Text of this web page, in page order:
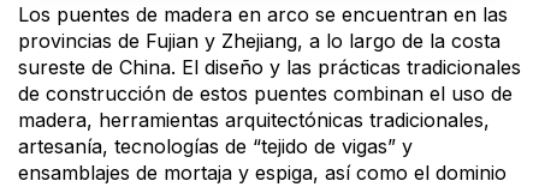
Los puentes de madera en arco se encuentran en las
provincias de Fujian y Zhejiang, a lo largo de la costa
sureste de China. El diseño y las prácticas tradicionales
de construcción de estos puentes combinan el uso de
madera, herramientas arquitectónicas tradicionales,
artesanía, tecnologías de “tejido de vigas” y
ensamblajes de mortaja y espiga, así como el dominio